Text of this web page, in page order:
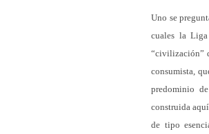
Uno se
cuales la
“civilización”
consumista,
predominio
construida
de tipo